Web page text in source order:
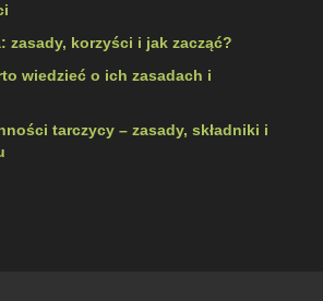
zasady, korzyści i jak zacząć?
wiedzieć o ich zasadach i
tarczycy – zasady, składniki i